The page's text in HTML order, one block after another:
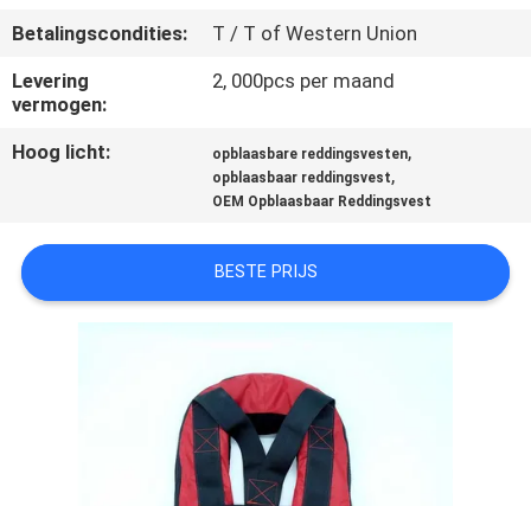
PRIVACY
POLICY
Betalingscondities:
T / T of Western Union
Levering
vermogen:
2, 000pcs per maand
Hoog licht: opblaasbare reddingsvesten,
opblaasbaar reddingsvest,
OEM Opblaasbaar Reddingsvest
BESTE PRIJS